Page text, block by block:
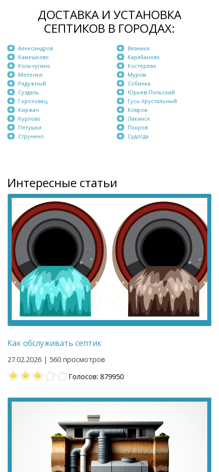
ДОСТАВКА И УСТАНОВКА
СЕПТИКОВ В ГОРОДАХ:
Александров
Камешково
Кольчугино
Меленки
Радужный
Суздаль
Вязники
Карабаново
Костерёво
Муром
Собинка
Юрьев-Польский
Гороховец
Киржач
Курлово
Петушки
Струнино
Гусь-Хрустальный
Ковров
Лакинск
Покров
Судогда
Интересные статьи
Как обслуживать септик
27.02.2026 | 560 просмотров
Голосов: 879950